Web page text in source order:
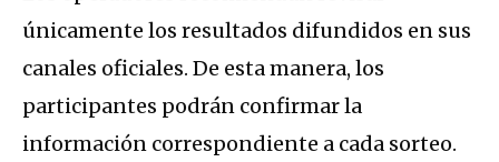
únicamente los resultados difundidos en sus
canales oficiales. De esta manera, los
participantes podrán confirmar la
información correspondiente a cada sorteo.